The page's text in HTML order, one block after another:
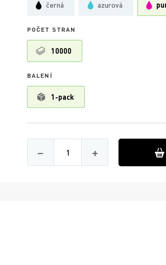
černá azurová
POČET STRAN
10000
BALENÍ
1-pack
−
Množství
+